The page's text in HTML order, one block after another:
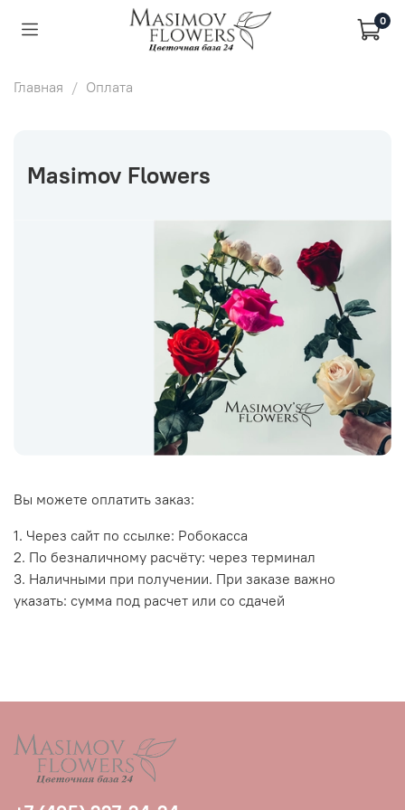
0
Главная Оплата
Masimov Flowers
Вы можете оплатить заказ:
1. Через сайт по ссылке: Робокасса
2. По безналичному расчёту: через терминал
3. Наличными при получении. При заказе важно
указать: сумма под расчет или со сдачей